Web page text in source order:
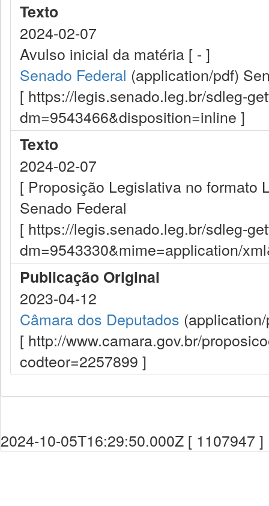
Texto
2024-02-07
Avulso inicial da matéria [ - ]
Senado Federal (application/pdf)
[ https://legis.senado.leg.br/sdleg-
dm=9543466&disposition=inline ]
Texto
2024-02-07
[ Proposição Legislativa no formato
Senado Federal
[ https://legis.senado.leg.br/sdleg-
dm=9543330&mime=application/
Publicação Original
2023-04-12
Câmara dos Deputados
[ http://www.camara.gov.br/
codteor=2257899 ]
2024-10-05T16:29:50.000Z [ 1107947 ]